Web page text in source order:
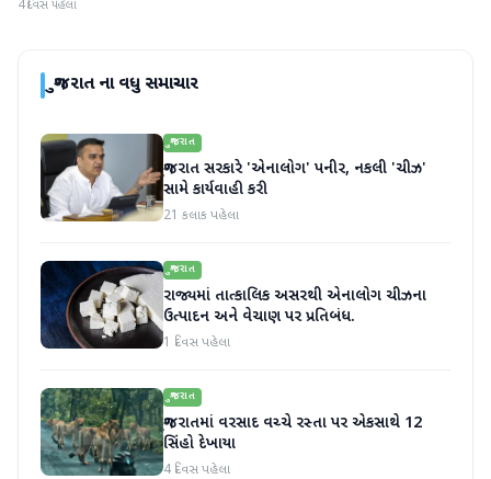
4 દિવસ પહેલા
ગુજરાતના વધુ સમાચાર
ગુજરાત
ગુજરાત સરકારે 'એનાલોગ' પનીર, નકલી 'ચીઝ'
સામે કાર્યવાહી કરી
21 કલાક પહેલા
ગુજરાત
રાજ્યમાં તાત્કાલિક અસરથી એનાલોગ ચીઝના
ઉત્પાદન અને વેચાણ પર પ્રતિબંધ.
1 દિવસ પહેલા
ગુજરાત
ગુજરાતમાં વરસાદ વચ્ચે રસ્તા પર એકસાથે 12
સિંહો દેખાયા
4 દિવસ પહેલા